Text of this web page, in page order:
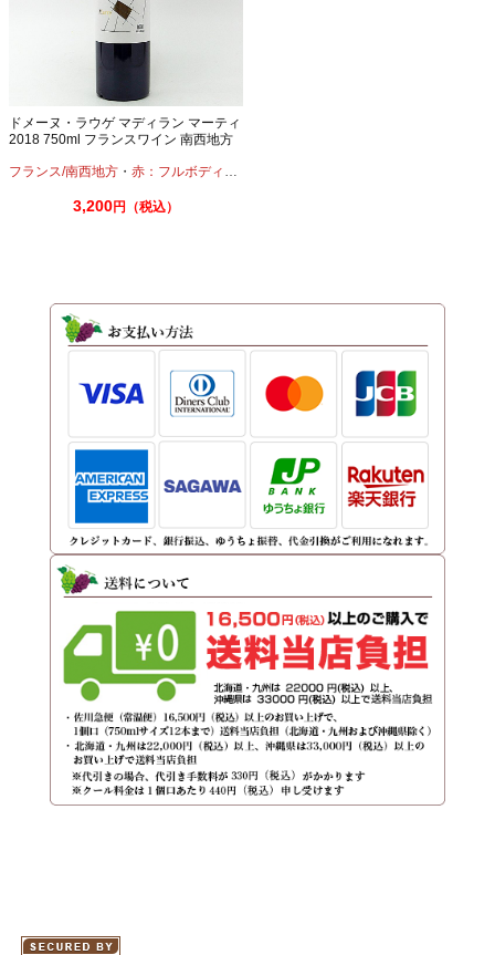
ドメーヌ・ラウゲ マディラン マーティ
2018 750ml フランスワイン 南西地方
フランス/南西地方 ・ 赤：フルボディ ・
3,200円（税込）